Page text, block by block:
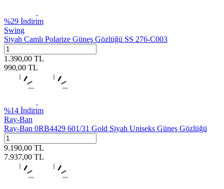
%29 İndirim
Swing
Siyah Camlı Polarize Güneş Gözlüğü SS 276-C003
1.390,00 TL
990,00 TL
%14 İndirim
Ray-Ban
Ray-Ban 0RB4429 601/31 Gold Siyah Uniseks Güneş Gözlüğü
9.190,00 TL
7.937,00 TL